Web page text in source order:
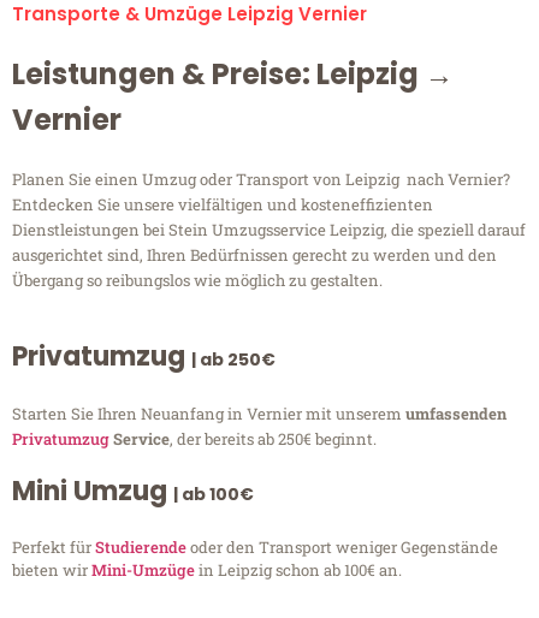
Transporte & Umzüge Leipzig Vernier
Leistungen & Preise: Leipzig →
Vernier
Planen Sie einen Umzug oder Transport von Leipzig nach Vernier?
Entdecken Sie unsere vielfältigen und kosteneffizienten
Dienstleistungen bei Stein Umzugsservice Leipzig, die speziell darauf
ausgerichtet sind, Ihren Bedürfnissen gerecht zu werden und den
Übergang so reibungslos wie möglich zu gestalten.
Privatumzug | ab 250€
Starten Sie Ihren Neuanfang in Vernier mit unserem umfassenden
PrivatumzugService, der bereits ab 250€ beginnt.
Mini Umzug | ab 100€
Perfekt fürStudierendeoder den Transport weniger Gegenstände
bieten wirMini-Umzügein Leipzig schon ab 100€ an.